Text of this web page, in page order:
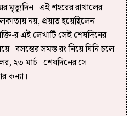
মৃত্যুদিন। এই শহরের রাখালের
নয়, প্রয়াত হয়েছিলেন
র এই লেখাটি সেই শেষদিনের
বসন্তের সমস্ত রং নিয়ে যিনি চলে
২৩ মার্চ। শেষদিনের সে
কন্যা।